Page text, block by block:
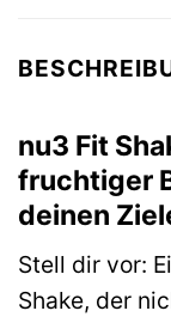
nu3 Fit
fruchtiger
deinen
Stell dir vor:
Shake, der